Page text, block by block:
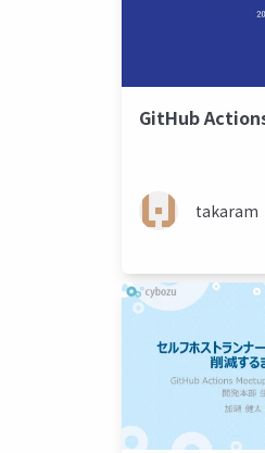
GitHub
takaram